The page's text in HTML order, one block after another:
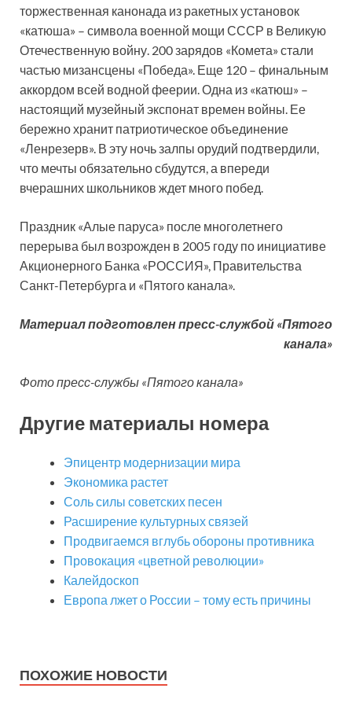
торжественная канонада из ракетных установок
«катюша» – символа военной мощи СССР в Великую
Отечественную войну. 200 зарядов «Комета» стали
частью мизансцены «Победа». Еще 120 – финальным
аккордом всей водной феерии. Одна из «катюш» –
настоящий музейный экспонат времен войны. Ее
бережно хранит патриотическое объединение
«Ленрезерв». В эту ночь залпы орудий подтвердили,
что мечты обязательно сбудутся, а впереди
вчерашних школьников ждет много побед.
Праздник «Алые паруса» после многолетнего
перерыва был возрожден в 2005 году по инициативе
Акционерного Банка «РОССИЯ», Правительства
Санкт-Петербурга и «Пятого канала».
Материал подготовленпресс-службой «Пятого
канала»
Фото пресс-службы «Пятого канала»
Другие материалы номера
Эпицентр модернизации мира
Экономика растет
Соль силы советских песен
Расширение культурных связей
Продвигаемся вглубь обороны противника
Провокация «цветной революции»
Калейдоскоп
Европа лжет о России – тому есть причины
ПОХОЖИЕ НОВОСТИ